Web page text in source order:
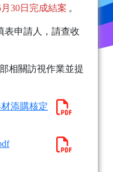
月30日完成結案 。
表申請人，請查收
相關訪視作業並提
添購核定